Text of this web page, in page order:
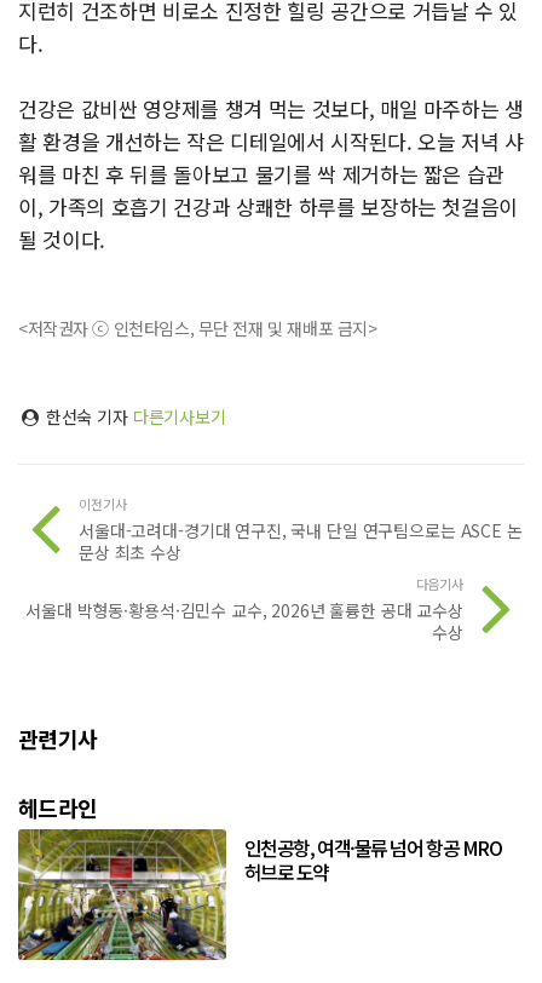
지런히 건조하면 비로소 진정한 힐링 공간으로 거듭날 수 있
다.
건강은 값비싼 영양제를 챙겨 먹는 것보다, 매일 마주하는 생
활 환경을 개선하는 작은 디테일에서 시작된다. 오늘 저녁 샤
워를 마친 후 뒤를 돌아보고 물기를 싹 제거하는 짧은 습관
이, 가족의 호흡기 건강과 상쾌한 하루를 보장하는 첫걸음이
될 것이다.
<저작권자 ⓒ 인천타임스, 무단 전재 및 재배포 금지>
한선숙 기자 다른기사보기
이전기사
서울대-고려대-경기대 연구진, 국내 단일 연구팀으로는 ASCE 논
문상 최초 수상
다음기사
서울대 박형동·황용석·김민수 교수, 2026년 훌륭한 공대 교수상
수상
관련기사
헤드라인
인천공항, 여객·물류 넘어 항공 MRO
허브로 도약